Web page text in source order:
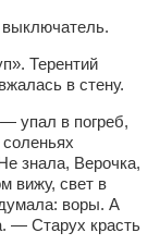
одежды
Терентий
в стену.
упал в погреб,
знала, Верочка,
вижу, свет в
воры. А
— Старух красть